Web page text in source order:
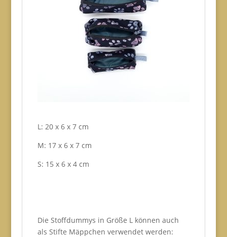
L: 20 x 6 x 7 cm
M: 17 x 6 x 7 cm
S: 15 x 6 x 4 cm
Die Stoffdummys in Größe L können auch
als Stifte Mäppchen verwendet werden: